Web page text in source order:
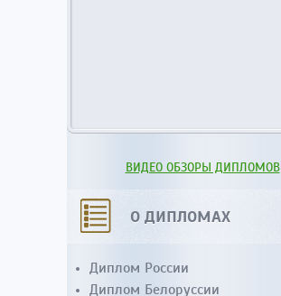
ВИДЕО ОБЗОРЫ ДИПЛОМОВ
О ДИПЛОМАХ
Диплом России
Диплом Белоруссии